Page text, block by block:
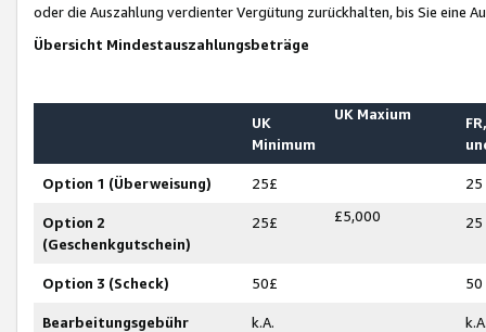
oder die Auszahlung verdienter Vergütung zurückhalten, bis Sie
Übersicht Mindestauszahlungsbeträge
UK
Minimum
UK Maxium
Option 1 (Überweisung) 25£ 25
Option 2
(Geschenkgutschein)
25£ £5,000 25
Option 3 (Scheck) 50£ 50
Bearbeitungsgebühr
k.A.